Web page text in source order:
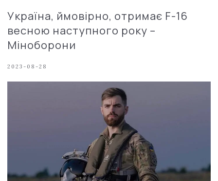
Україна, ймовірно, отримає F-16
весною наступного року –
Міноборони
2023-08-28